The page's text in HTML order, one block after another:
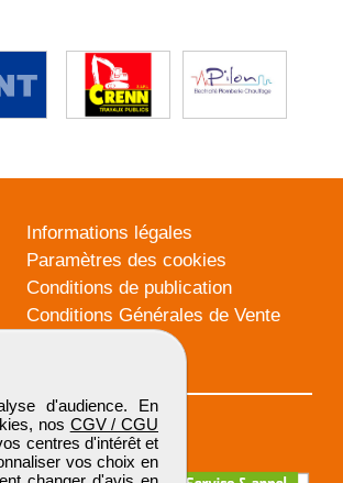
d'audience. En
nos CGV / CGU
centres d'intérêt et
vos choix en
Informations légales
Paramètres des cookies
Conditions de publication
Conditions Générales de Vente